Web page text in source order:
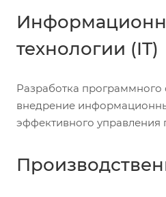
технологии (IT)
Разработка программного
внедрение
эффективного управления